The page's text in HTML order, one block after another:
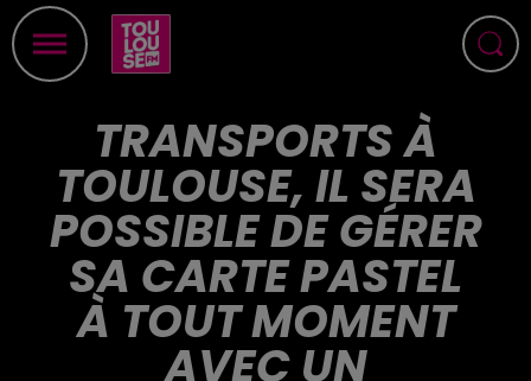
TRANSPORTS À
TOULOUSE, IL SERA
POSSIBLE DE GÉRER
SA CARTE PASTEL
À TOUT MOMENT
AVEC UN